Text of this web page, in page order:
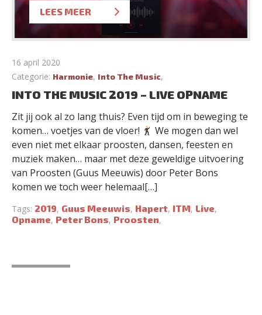
LEES MEER
16 april 2020
Categorie: Harmonie, Into The Music,
INTO THE MUSIC 2019 – LIVE OPNAME
Zit jij ook al zo lang thuis? Even tijd om in beweging te
komen… voetjes van de vloer!
We mogen dan wel
even niet met elkaar proosten, dansen, feesten en
muziek maken… maar met deze geweldige uitvoering
van Proosten (Guus Meeuwis) door Peter Bons
komen we toch weer helemaal[…]
Tags: 2019, Guus Meeuwis, Hapert, ITM, Live,
Opname, Peter Bons, Proosten,